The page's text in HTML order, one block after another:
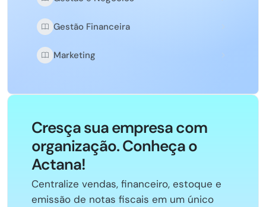
Gestão Financeira
Marketing
Cresça sua empresa com
organização. Conheça o
Actana!
Centralize vendas, financeiro, estoque e
emissão de notas fiscais em um único